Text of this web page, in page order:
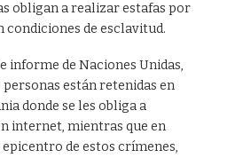
obligan a realizar estafas por
de esclavitud.
informe de Naciones Unidas,
personas están retenidas en
donde se les obliga a
internet, mientras que en
de estos crímenes,